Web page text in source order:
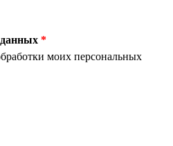
*
моих персональных